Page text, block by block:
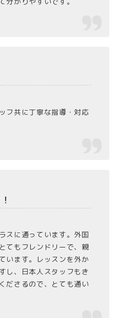
フ共に丁寧な指導・対応
スに通っています。外国
てもフレンドリーで、親
います。レッスンを外か
し、日本人スタッフもき
ださるので、とても通い